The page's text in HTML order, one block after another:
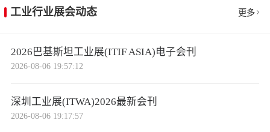
工业行业展会动态 更多
2026巴基斯坦工业展(ITIF ASIA)电子会刊
2026-08-06 19:57:12
深圳工业展(ITWA)2026最新会刊
2026-08-06 19:17:57